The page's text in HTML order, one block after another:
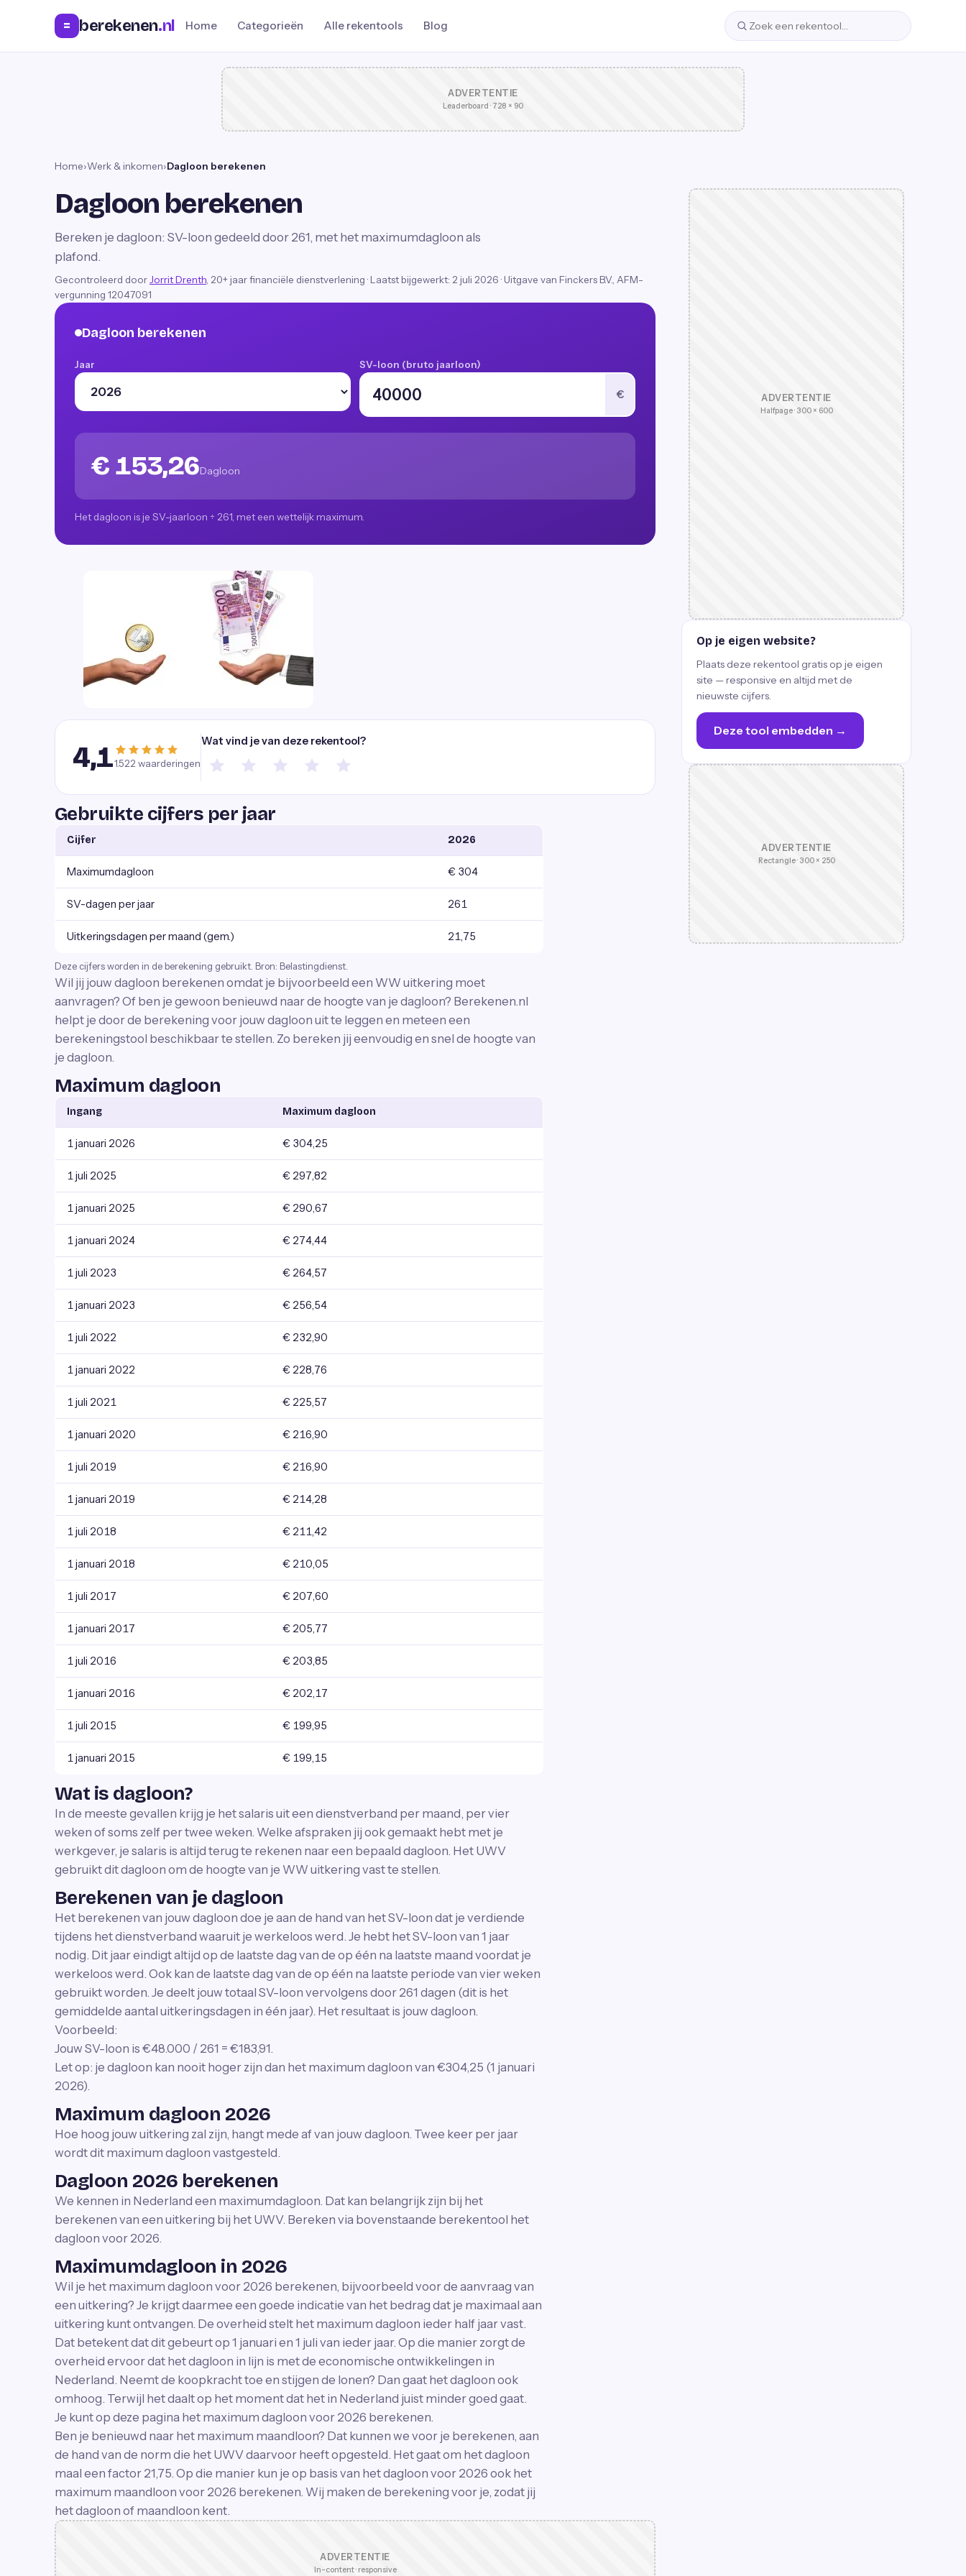
= berekenen.nl Home Categorieën Alle rekentools Blog
ADVERTENTIE
Leaderboard · 728 × 90
Home›Werk & inkomen›Dagloon berekenen
Dagloon berekenen
Bereken je dagloon: SV-loon gedeeld door 261, met het maximumdagloon als
plafond.
Gecontroleerd door Jorrit Drenth , 20+ jaar financiële dienstverlening · Laatst bijgewerkt: 2 juli 2026 · Uitgave van Finckers B.V., AFM-
vergunning 12047091
Dagloon berekenen
Jaar SV-loon (bruto jaarloon)
€
€ 153,26Dagloon
Het dagloon is je SV-jaarloon ÷ 261, met een wettelijk maximum.
4,11.522 waarderingen
Wat vind je van deze rekentool?
Gebruikte cijfers per jaar
Cijfer 2026
Maximumdagloon € 304
SV-dagen per jaar 261
Uitkeringsdagen per maand (gem.) 21,75
Deze cijfers worden in de berekening gebruikt. Bron: Belastingdienst.
Wil jij jouw dagloon berekenen omdat je bijvoorbeeld een WW uitkering moet
aanvragen? Of ben je gewoon benieuwd naar de hoogte van je dagloon? Berekenen.nl
helpt je door de berekening voor jouw dagloon uit te leggen en meteen een
berekeningstool beschikbaar te stellen. Zo bereken jij eenvoudig en snel de hoogte van
je dagloon.
Maximum dagloon
Ingang Maximum dagloon
1 januari 2026 € 304,25
1 juli 2025 € 297,82
1 januari 2025 € 290,67
1 januari 2024 € 274,44
1 juli 2023 € 264,57
1 januari 2023 € 256,54
1 juli 2022 € 232,90
1 januari 2022 € 228,76
1 juli 2021 € 225,57
1 januari 2020 € 216,90
1 juli 2019 € 216,90
1 januari 2019 € 214,28
1 juli 2018 € 211,42
1 januari 2018 € 210,05
1 juli 2017 € 207,60
1 januari 2017 € 205,77
1 juli 2016 € 203,85
1 januari 2016 € 202,17
1 juli 2015 € 199,95
1 januari 2015 € 199,15
Wat is dagloon?
In de meeste gevallen krijg je het salaris uit een dienstverband per maand, per vier
weken of soms zelf per twee weken. Welke afspraken jij ook gemaakt hebt met je
werkgever, je salaris is altijd terug te rekenen naar een bepaald dagloon. Het UWV
gebruikt dit dagloon om de hoogte van je WW uitkering vast te stellen.
Berekenen van je dagloon
Het berekenen van jouw dagloon doe je aan de hand van het SV-loon dat je verdiende
tijdens het dienstverband waaruit je werkeloos werd. Je hebt het SV-loon van 1 jaar
nodig. Dit jaar eindigt altijd op de laatste dag van de op één na laatste maand voordat je
werkeloos werd. Ook kan de laatste dag van de op één na laatste periode van vier weken
gebruikt worden. Je deelt jouw totaal SV-loon vervolgens door 261 dagen (dit is het
gemiddelde aantal uitkeringsdagen in één jaar). Het resultaat is jouw dagloon.
Voorbeeld:
Jouw SV-loon is €48.000 / 261 = €183,91.
Let op: je dagloon kan nooit hoger zijn dan het maximum dagloon van €304,25 (1 januari
2026).
Maximum dagloon 2026
Hoe hoog jouw uitkering zal zijn, hangt mede af van jouw dagloon. Twee keer per jaar
wordt dit maximum dagloon vastgesteld.
Dagloon 2026 berekenen
We kennen in Nederland een maximumdagloon. Dat kan belangrijk zijn bij het
berekenen van een uitkering bij het UWV. Bereken via bovenstaande berekentool het
dagloon voor 2026.
Maximumdagloon in 2026
Wil je het maximum dagloon voor 2026 berekenen, bijvoorbeeld voor de aanvraag van
een uitkering? Je krijgt daarmee een goede indicatie van het bedrag dat je maximaal aan
uitkering kunt ontvangen. De overheid stelt het maximum dagloon ieder half jaar vast.
Dat betekent dat dit gebeurt op 1 januari en 1 juli van ieder jaar. Op die manier zorgt de
overheid ervoor dat het dagloon in lijn is met de economische ontwikkelingen in
Nederland. Neemt de koopkracht toe en stijgen de lonen? Dan gaat het dagloon ook
omhoog. Terwijl het daalt op het moment dat het in Nederland juist minder goed gaat.
Je kunt op deze pagina het maximum dagloon voor 2026 berekenen.
Ben je benieuwd naar het maximum maandloon? Dat kunnen we voor je berekenen, aan
de hand van de norm die het UWV daarvoor heeft opgesteld. Het gaat om het dagloon
maal een factor 21,75. Op die manier kun je op basis van het dagloon voor 2026 ook het
maximum maandloon voor 2026 berekenen. Wij maken de berekening voor je, zodat jij
het dagloon of maandloon kent.
ADVERTENTIE
In-content · responsive
ADVERTENTIE
Halfpage · 300 × 600
Op je eigen website?
Plaats deze rekentool gratis op je eigen
site — responsive en altijd met de
nieuwste cijfers.
Deze tool embedden →
ADVERTENTIE
Rectangle · 300 × 250